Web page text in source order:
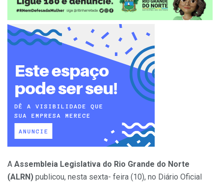
A Assembleia Legislativa do Rio Grande do Norte
(ALRN) publicou, nesta sexta- feira (10), no Diário Oficial